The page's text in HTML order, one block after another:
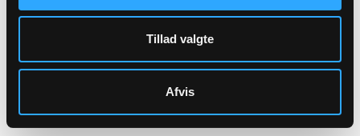
Tillad valgte
Afvis
At-vejledning A.1.13, August 2005
Genveje